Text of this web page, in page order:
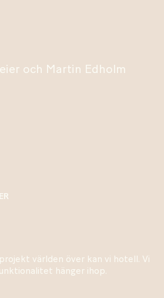
och Martin Edholm
världen över kan vi hotell. Vi
hänger ihop.